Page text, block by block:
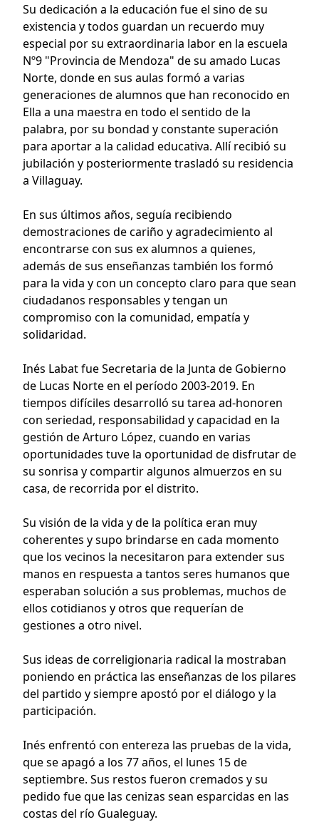
Su dedicación a la educación fue el sino de su
existencia y todos guardan un recuerdo muy
especial por su extraordinaria labor en la escuela
Nº9 "Provincia de Mendoza" de su amado Lucas
Norte, donde en sus aulas formó a varias
generaciones de alumnos que han reconocido en
Ella a una maestra en todo el sentido de la
palabra, por su bondad y constante superación
para aportar a la calidad educativa. Allí recibió su
jubilación y posteriormente trasladó su residencia
a Villaguay.
En sus últimos años, seguía recibiendo
demostraciones de cariño y agradecimiento al
encontrarse con sus ex alumnos a quienes,
además de sus enseñanzas también los formó
para la vida y con un concepto claro para que sean
ciudadanos responsables y tengan un
compromiso con la comunidad, empatía y
solidaridad.
Inés Labat fue Secretaria de la Junta de Gobierno
de Lucas Norte en el período 2003-2019. En
tiempos difíciles desarrolló su tarea ad-honoren
con seriedad, responsabilidad y capacidad en la
gestión de Arturo López, cuando en varias
oportunidades tuve la oportunidad de disfrutar de
su sonrisa y compartir algunos almuerzos en su
casa, de recorrida por el distrito.
Su visión de la vida y de la política eran muy
coherentes y supo brindarse en cada momento
que los vecinos la necesitaron para extender sus
manos en respuesta a tantos seres humanos que
esperaban solución a sus problemas, muchos de
ellos cotidianos y otros que requerían de
gestiones a otro nivel.
Sus ideas de correligionaria radical la mostraban
poniendo en práctica las enseñanzas de los pilares
del partido y siempre apostó por el diálogo y la
participación.
Inés enfrentó con entereza las pruebas de la vida,
que se apagó a los 77 años, el lunes 15 de
septiembre. Sus restos fueron cremados y su
pedido fue que las cenizas sean esparcidas en las
costas del río Gualeguay.